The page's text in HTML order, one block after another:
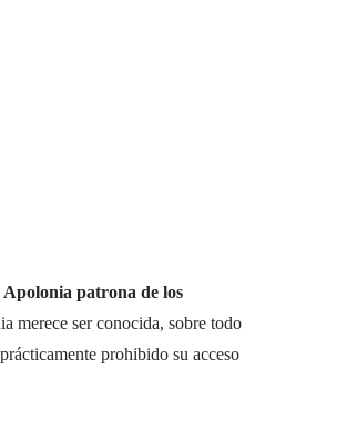
Apolonia patrona de los
merece ser conocida, sobre todo
prohibido su acceso